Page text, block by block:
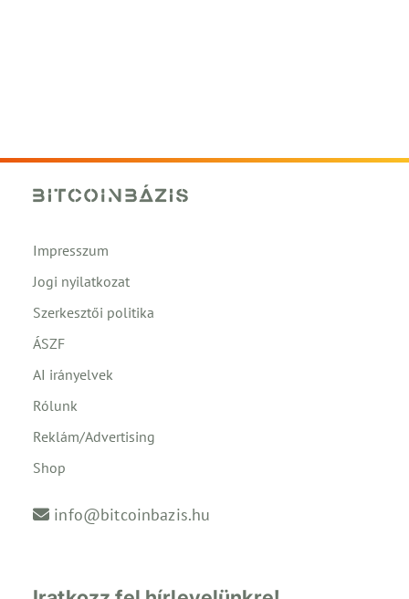
Impresszum
Jogi nyilatkozat
Szerkesztői politika
ÁSZF
AI irányelvek
Rólunk
Reklám/Advertising
Shop
info@bitcoinbazis.hu